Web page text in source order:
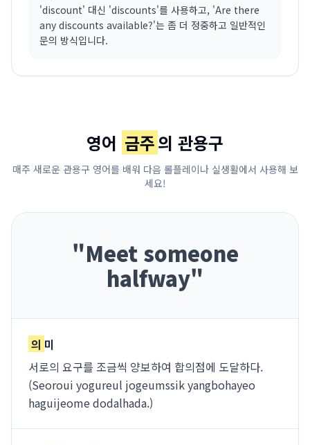
'discount' 대신 'discounts'를 사용하고, 'Are there
any discounts available?'는 좀 더 정중하고 일반적인
문의 방식입니다.
영어 금주의 관용구
매주 새로운 관용구 영어를 배워 다음 롤플레이나 실생활에서 사용해 보
세요!
"Meet someone
halfway"
의 미
서로의 요구를 조금씩 양보하여 합의점에 도달하다.
(Seoroui yogureul jogeumssik yangbohayeo
haguijeome dodalhada.)